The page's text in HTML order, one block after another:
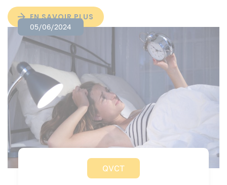
EN SAVOIR PLUS
05/06/2024
QVCT